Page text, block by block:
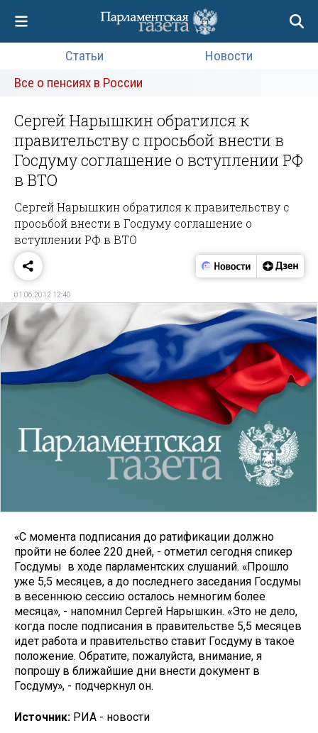
Статьи
Новости
Все о пенсиях в России
Сергей Нарышкин обратился к
правительству с просьбой внести в
Госдуму соглашение о вступлении РФ
в ВТО
Сергей Нарышкин обратился к правительству с
просьбой внести в Госдуму соглашение о
вступлении РФ в ВТО
01.06.2012 12:40
«С момента подписания до ратификации должно
пройти не более 220 дней, - отметил сегодня спикер
Госдумы в ходе парламентских слушаний. «Прошло
уже 5,5 месяцев, а до последнего заседания Госдумы
в весеннюю сессию осталось немногим более
месяца», - напомнил Сергей Нарышкин. «Это не дело,
когда после подписания в правительстве 5,5 месяцев
идет работа и правительство ставит Госдуму в такое
положение. Обратите, пожалуйста, внимание, я
попрошу в ближайшие дни внести документ в
Госдуму», - подчеркнул он.
Источник: РИА - новости